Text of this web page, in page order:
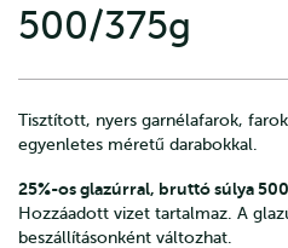
500/375g
Tisztított, nyers garnélafarok,
egyenletes méretű darabokkal.
25%-os glazúrral, bruttó súlya
Hozzáadott vizet tartalmaz. A
beszállításonként változhat.